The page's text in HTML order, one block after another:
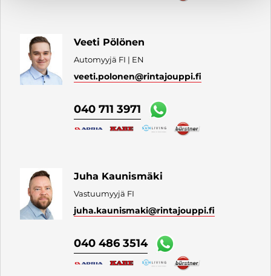
Veeti Pölönen
Automyyjä FI | EN
veeti.polonen@rintajouppi.fi
040 711 3971
Juha Kaunismäki
Vastuumyyjä FI
juha.kaunismaki@rintajouppi.fi
040 486 3514